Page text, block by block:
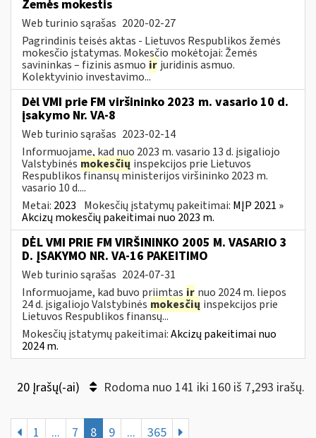
Žemės mokestis
Web turinio sąrašas 2020-02-27
Pagrindinis teisės aktas - Lietuvos Respublikos žemės
mokesčio įstatymas. Mokesčio mokėtojai: Žemės
savininkas – fizinis asmuo ir juridinis asmuo.
Kolektyvinio investavimo...
Dėl VMI prie FM viršininko 2023 m. vasario 10 d.
įsakymo Nr. VA-8
Web turinio sąrašas 2023-02-14
Informuojame, kad nuo 2023 m. vasario 13 d. įsigaliojo
Valstybinės mokesčių inspekcijos prie Lietuvos
Respublikos finansų ministerijos viršininko 2023 m.
vasario 10 d....
Metai: 2023 Mokesčių įstatymų pakeitimai: MĮP 2021 »
Akcizų mokesčių pakeitimai nuo 2023 m.
DĖL VMI PRIE FM VIRŠININKO 2005 M. VASARIO 3
D. ĮSAKYMO NR. VA-16 PAKEITIMO
Web turinio sąrašas 2024-07-31
Informuojame, kad buvo priimtas ir nuo 2024 m. liepos
24 d. įsigaliojo Valstybinės mokesčių inspekcijos prie
Lietuvos Respublikos finansų...
Mokesčių įstatymų pakeitimai:Akcizų pakeitimai nuo
2024 m.
20 Įrašų(-ai) Rodoma nuo 141 iki 160 iš 7,293 irašų.
1 ... 7 8 9 ... 365